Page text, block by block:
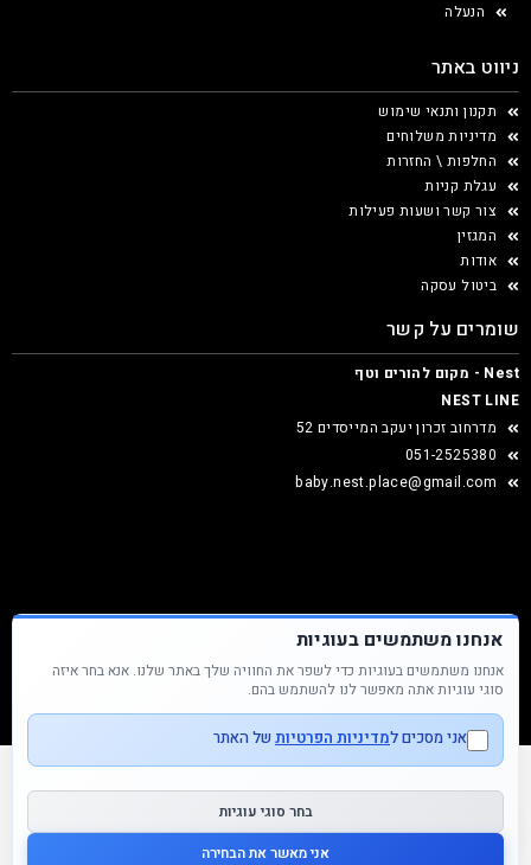
הנעלה
ניווט באתר
תקנון ותנאי שימוש
מדיניות משלוחים
החלפות \ החזרות
עגלת קניות
צור קשר ושעות פעילות
המגזין
אודות
ביטול עסקה
שומרים על קשר
Nest - מקום להורים וטף
NEST LINE
מדרחוב זכרון יעקב המייסדים 52
051-2525380
baby.nest.place@gmail.com
Nest &copy כל הזכויות שמורות
אנחנו משתמשים בעוגיות
אנחנו משתמשים בעוגיות כדי לשפר את החוויה שלך באתר שלנו. אנא בחר איזה
סוגי עוגיות אתה מאפשר לנו להשתמש בהם.
אני מסכים למדיניות הפרטיות של האתר
בחר סוגי עוגיות
אני מאשר את הבחירה